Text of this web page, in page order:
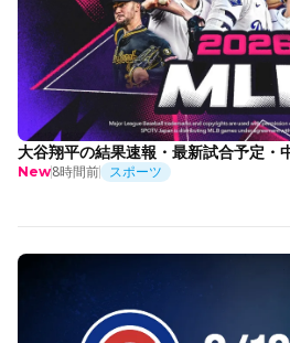
大谷翔平の結果速報・最新試合予定・
New8時間前 スポーツ